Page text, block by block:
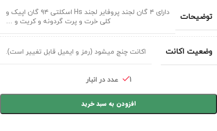
توضیحات
دارای ۴ گان لجند پروفایر لجند Hs اسکلتی ۹۴ گان اپیک و
کلی خرت و پرت گردونه و کریت و …
وضعیت اکانت اکانت چنج میشود (رمز و ایمیل قابل تغییر است).
1 عدد در انبار
افزودن به سبد خرید